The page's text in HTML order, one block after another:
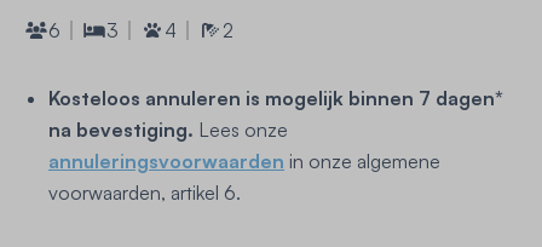
6
3 4 2
Kosteloos annuleren is mogelijk binnen 7 dagen*
na bevestiging. Lees onze
annuleringsvoorwaarden in onze algemene
voorwaarden, artikel 6.